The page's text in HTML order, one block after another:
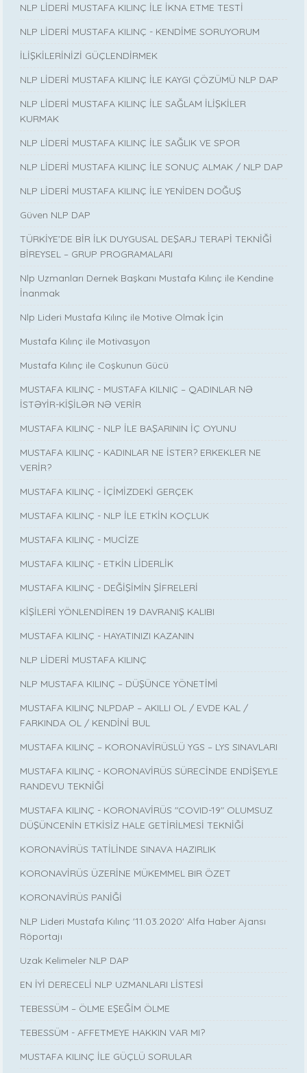
NLP LİDERİ MUSTAFA KILINÇ İLE İKNA ETME TESTİ
NLP LİDERİ MUSTAFA KILINÇ - KENDİME SORUYORUM
İLİŞKİLERİNİZİ GÜÇLENDİRMEK
NLP LİDERİ MUSTAFA KILINÇ İLE KAYGI ÇÖZÜMÜ NLP DAP
NLP LİDERİ MUSTAFA KILINÇ İLE SAĞLAM İLİŞKİLER
KURMAK
NLP LİDERİ MUSTAFA KILINÇ İLE SAĞLIK VE SPOR
NLP LİDERİ MUSTAFA KILINÇ İLE SONUÇ ALMAK / NLP DAP
NLP LİDERİ MUSTAFA KILINÇ İLE YENİDEN DOĞUŞ
Güven NLP DAP
TÜRKİYE’DE BİR İLK DUYGUSAL DEŞARJ TERAPİ TEKNİĞİ
BİREYSEL – GRUP PROGRAMALARI
Nlp Uzmanları Dernek Başkanı Mustafa Kılınç ile Kendine
İnanmak
Nlp Lideri Mustafa Kılınç ile Motive Olmak İçin
Mustafa Kılınç ile Motivasyon
Mustafa Kılınç ile Coşkunun Gücü
MUSTAFA KILINÇ - MUSTAFA KILNIÇ – QADINLAR NƏ
İSTƏYİR-KİŞİLƏR NƏ VERİR
MUSTAFA KILINÇ - NLP İLE BAŞARININ İÇ OYUNU
MUSTAFA KILINÇ - KADINLAR NE İSTER? ERKEKLER NE
VERİR?
MUSTAFA KILINÇ - İÇİMİZDEKİ GERÇEK
MUSTAFA KILINÇ - NLP İLE ETKİN KOÇLUK
MUSTAFA KILINÇ - MUCİZE
MUSTAFA KILINÇ - ETKİN LİDERLİK
MUSTAFA KILINÇ - DEĞİŞİMİN ŞİFRELERİ
KİŞİLERİ YÖNLENDİREN 19 DAVRANIŞ KALIBI
MUSTAFA KILINÇ - HAYATINIZI KAZANIN
NLP LİDERİ MUSTAFA KILINÇ
NLP MUSTAFA KILINÇ – DÜŞÜNCE YÖNETİMİ
MUSTAFA KILINÇ NLPDAP – AKILLI OL / EVDE KAL /
FARKINDA OL / KENDİNİ BUL
MUSTAFA KILINÇ – KORONAVİRÜSLÜ YGS – LYS SINAVLARI
MUSTAFA KILINÇ - KORONAVİRÜS SÜRECİNDE ENDİŞEYLE
RANDEVU TEKNİĞİ
MUSTAFA KILINÇ - KORONAVİRÜS "COVID-19" OLUMSUZ
DÜŞÜNCENİN ETKİSİZ HALE GETİRİLMESİ TEKNİĞİ
KORONAVİRÜS TATİLİNDE SINAVA HAZIRLIK
KORONAVİRÜS ÜZERİNE MÜKEMMEL BIR ÖZET
KORONAVİRÜS PANİĞİ
NLP Lideri Mustafa Kılınç '11.03.2020' Alfa Haber Ajansı
Röportajı
Uzak Kelimeler NLP DAP
EN İYİ DERECELİ NLP UZMANLARI LİSTESİ
TEBESSÜM – ÖLME EŞEĞİM ÖLME
TEBESSÜM - AFFETMEYE HAKKIN VAR MI?
MUSTAFA KILINÇ İLE GÜÇLÜ SORULAR